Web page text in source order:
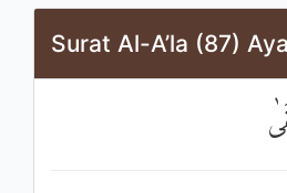
Surat Al-A’la (87)